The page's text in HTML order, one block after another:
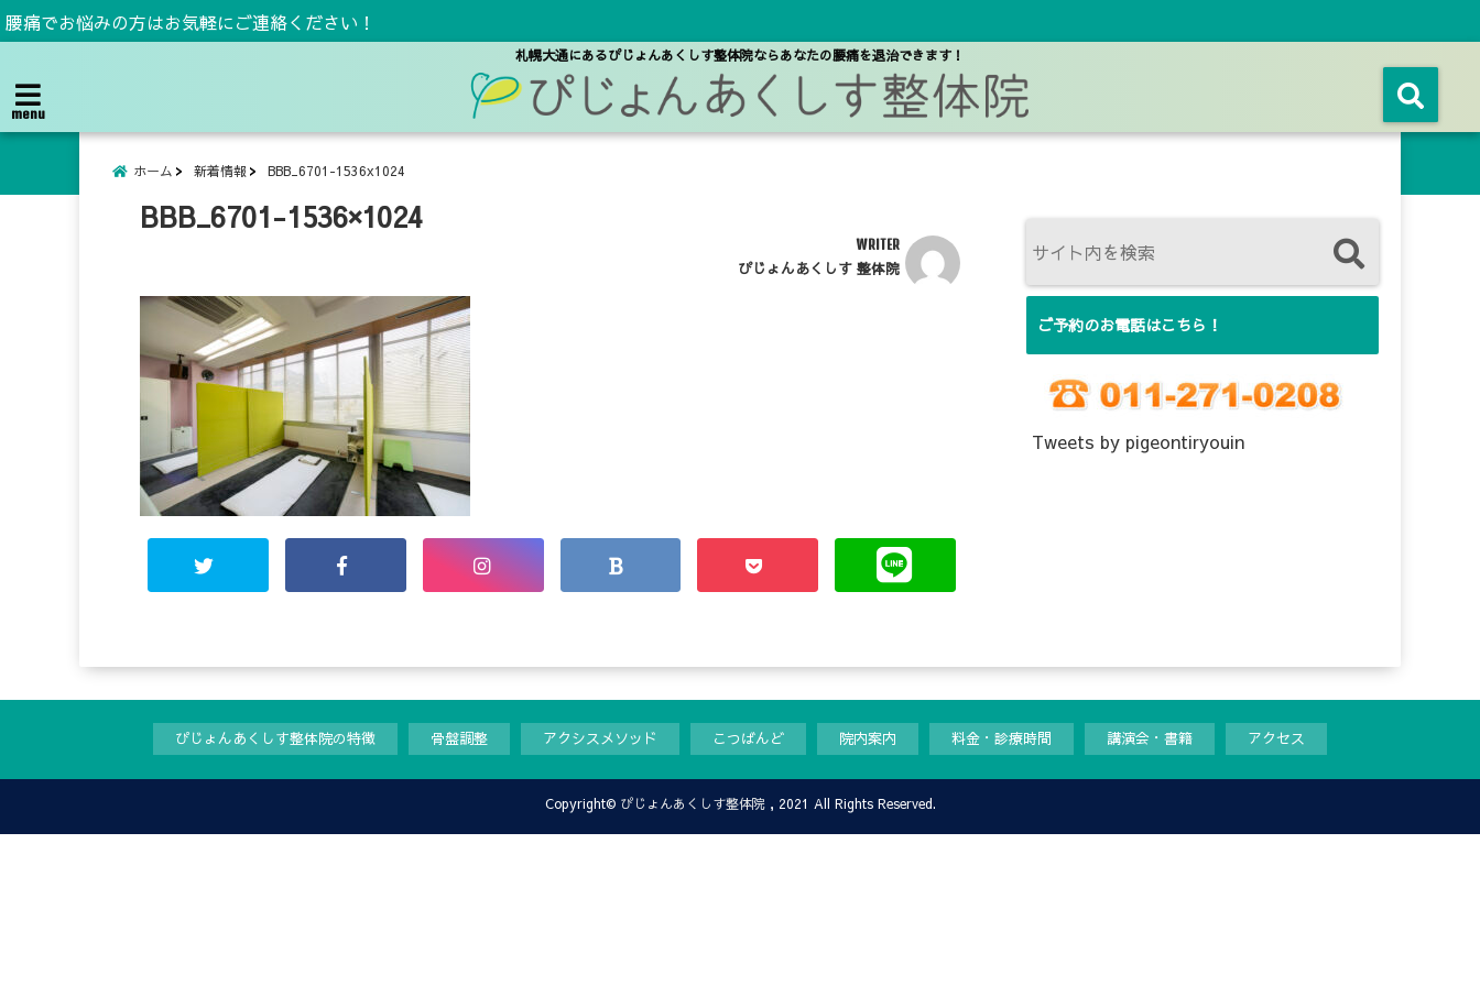
腰痛でお悩みの方はお気軽にご連絡ください！
札幌大通にあるぴじょんあくしす整体院ならあなたの腰痛を退治できます！
menu
ホーム 新着情報 BBB_6701-1536x1024
BBB_6701-1536×1024
WRITER
ぴじょんあくしす 整体院
ご予約のお電話はこちら！
Tweets by pigeontiryouin
ぴじょんあくしす整体院の特徴 骨盤調整 アクシスメソッド こつばんど 院内案内 料金・診療時間 講演会・書籍 アクセス
Copyright© ぴじょんあくしす整体院, 2021 All Rights Reserved.